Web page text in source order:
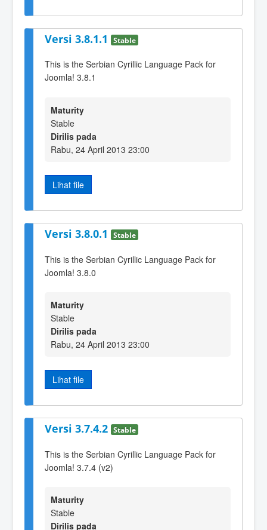
Versi 3.8.1.1 Stable
This is the Serbian Cyrillic Language Pack for
Joomla! 3.8.1
Maturity
Stable
Dirilis pada
Rabu, 24 April 2013 23:00
Lihat file
Versi 3.8.0.1 Stable
This is the Serbian Cyrillic Language Pack for
Joomla! 3.8.0
Maturity
Stable
Dirilis pada
Rabu, 24 April 2013 23:00
Lihat file
Versi 3.7.4.2 Stable
This is the Serbian Cyrillic Language Pack for
Joomla! 3.7.4 (v2)
Maturity
Stable
Dirilis pada